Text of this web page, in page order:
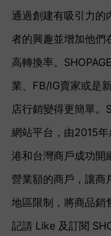
通過創建有吸引力的
者的興趣並增加他們
高轉換率。
業、FB/IG賣家或是
店行銷變得更簡單。
網站平台，由2015
港和台灣商戶成功開
營業額的商戶，讓商
地區限制，將商品銷
記請 Like 及訂閱